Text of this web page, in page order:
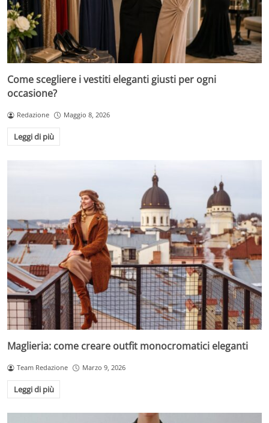
Come scegliere i vestiti eleganti giusti per ogni
occasione?
Redazione Maggio 8, 2026
Leggi di più
Maglieria: come creare outfit monocromatici eleganti
Team Redazione Marzo 9, 2026
Leggi di più